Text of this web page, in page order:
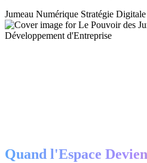
Jumeau Numérique Stratégie Digitale
Quand l'Espace